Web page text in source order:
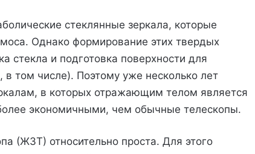
стеклянные зеркала, которые
Однако формирование этих твердых
стекла и подготовка поверхности для
том числе). Поэтому уже несколько лет
в которых отражающим телом является
экономичными, чем обычные телескопы.
(ЖЗТ) относительно проста. Для этого